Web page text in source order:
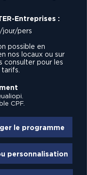
Entreprises :
pers
possible en
nos locaux ou sur
consulter pour les
CPF.
le programme
personnalisation